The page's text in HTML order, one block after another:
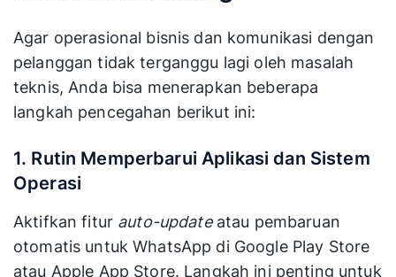
Agar operasional bisnis dan komunikasi dengan
pelanggan tidak terganggu lagi oleh masalah
teknis, Anda bisa menerapkan beberapa
langkah pencegahan berikut ini:
1. Rutin Memperbarui Aplikasi dan Sistem
Operasi
Aktifkan fitur auto-updateatau pembaruan
otomatis untuk WhatsApp di Google Play Store
atau Apple App Store. Langkah ini penting untuk